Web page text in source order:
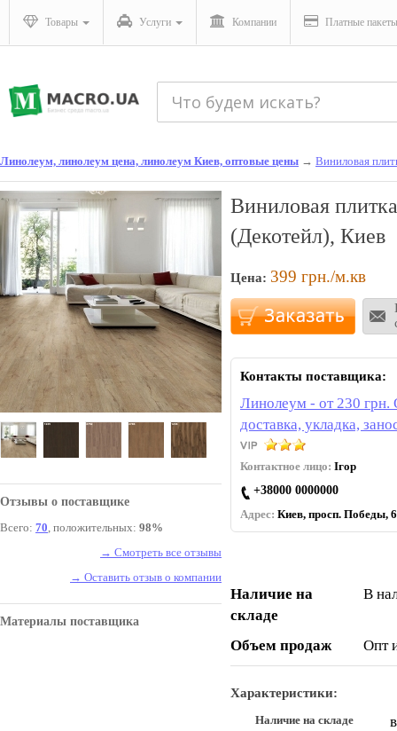
Товары Услуги Компании Платные пакеты
Линолеум, линолеум цена, линолеум Киев, оптовые цены → Виниловая
Отзывы о поставщике
Всего: 70, положительных: 98%
→ Смотреть все отзывы
→ Оставить отзыв о компании
Материалы поставщика
Виниловая
(Декотейл), Киев
Цена: 399 грн./м.кв
Контакты поставщика:
Линолеум - от 230 грн.
доставка, укладка,
Контактное лицо: Ігор
+38000 0000000
Адрес: Киев, просп. Победы,
Наличие на
складе
В
Объем продаж Опт
Характеристики:
Наличие на складе